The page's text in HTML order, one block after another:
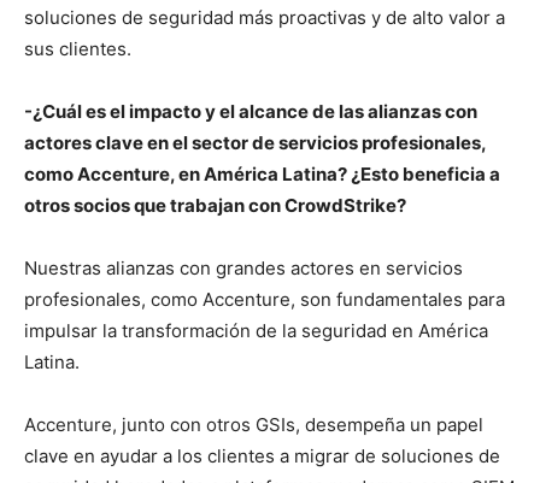
soluciones de seguridad más proactivas y de alto valor a
sus clientes.
-¿Cuál es el impacto y el alcance de las alianzas con
actores clave en el sector de servicios profesionales,
como Accenture, en América Latina? ¿Esto beneficia a
otros socios que trabajan con CrowdStrike?
Nuestras alianzas con grandes actores en servicios
profesionales, como Accenture, son fundamentales para
impulsar la transformación de la seguridad en América
Latina.
Accenture, junto con otros GSIs, desempeña un papel
clave en ayudar a los clientes a migrar de soluciones de